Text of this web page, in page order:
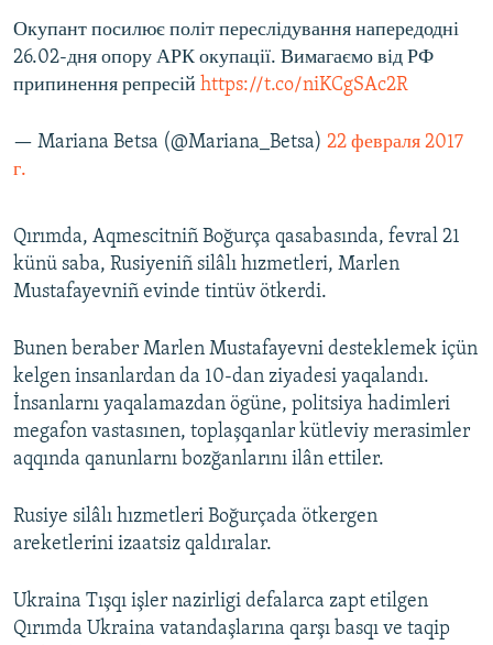
Окупант посилює політ переслідування напередодні
26.02-дня опору АРК окупації. Вимагаємо від РФ
припинення репресій https://t.co/niKCgSAc2R
— Mariana Betsa (@Mariana_Betsa) 22 февраля 2017
г.
Qırımda, Aqmescitniñ Boğurça qasabasında, fevral 21
künü saba, Rusiyeniñ silâlı hızmetleri, Marlen
Mustafayevniñ evinde tintüv ötkerdi.
Bunen beraber Marlen Mustafayevni desteklemek içün
kelgen insanlardan da 10-dan ziyadesi yaqalandı.
İnsanlarnı yaqalamazdan ögüne, politsiya hadimleri
megafon vastasınen, toplaşqanlar kütleviy merasimler
aqqında qanunlarnı bozğanlarını ilân ettiler.
Rusiye silâlı hızmetleri Boğurçada ötkergen
areketlerini izaatsiz qaldıralar.
Ukraina Tışqı işler nazirligi defalarca zapt etilgen
Qırımda Ukraina vatandaşlarına qarşı basqı ve taqip